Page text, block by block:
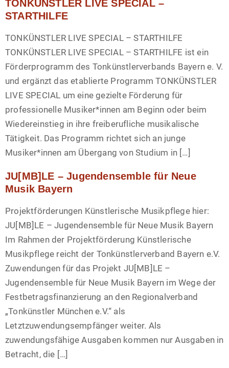
TONKÜNSTLER LIVE SPECIAL –
STARTHILFE
TONKÜNSTLER LIVE SPECIAL – STARTHILFE
TONKÜNSTLER LIVE SPECIAL – STARTHILFE ist ein
Förderprogramm des Tonkünstlerverbands Bayern e. V.
und ergänzt das etablierte Programm TONKÜNSTLER
LIVE SPECIAL um eine gezielte Förderung für
professionelle Musiker*innen am Beginn oder beim
Wiedereinstieg in ihre freiberufliche musikalische
Tätigkeit. Das Programm richtet sich an junge
Musiker*innen am Übergang von Studium in […]
JU[MB]LE – Jugendensemble für Neue
Musik Bayern
Projektförderungen Künstlerische Musikpflege hier:
JU[MB]LE – Jugendensemble für Neue Musik Bayern
Im Rahmen der Projektförderung Künstlerische
Musikpflege reicht der Tonkünstlerverband Bayern e.V.
Zuwendungen für das Projekt JU[MB]LE –
Jugendensemble für Neue Musik Bayern im Wege der
Festbetragsfinanzierung an den Regionalverband
„Tonkünstler München e.V.“ als
Letztzuwendungsempfänger weiter. Als
zuwendungsfähige Ausgaben kommen nur Ausgaben in
Betracht, die […]